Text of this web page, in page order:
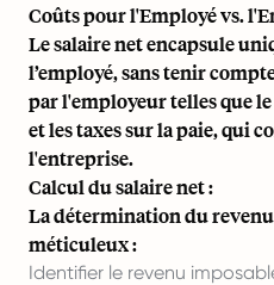
Coûts pour l'Employé vs.
Le salaire net encapsule
l’employé, sans tenir
par l'employeur telles que
et les taxes sur la paie, qui
l'entreprise.
Calcul du salaire net :
La détermination du
méticuleux :
Identifier le revenu